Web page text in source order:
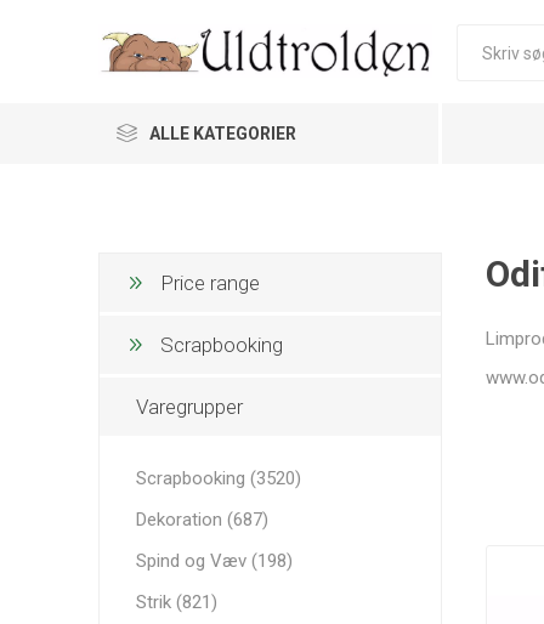
ALLE KATEGORIER
Price range
Scrapbooking
Varegrupper
Scrapbooking (3520)
Dekoration (687)
Spind og Væv (198)
Strik (821)